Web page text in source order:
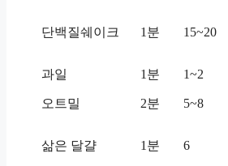
단백질쉐이크 1분 15~20
과일 1분 1~2
오트밀 2분 5~8
삶은 달걀 1분 6